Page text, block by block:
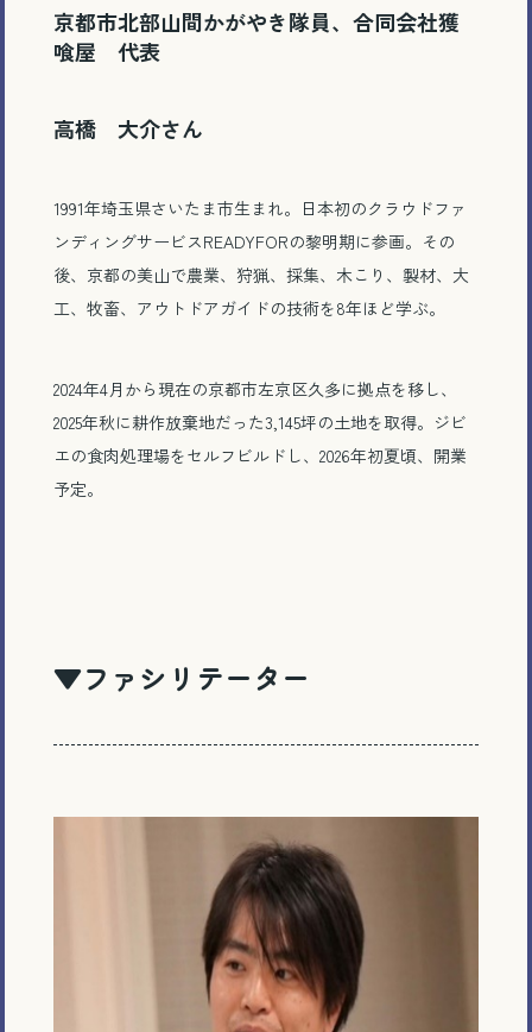
京都市北部山間かがやき隊員、合同会社獲
喰屋 代表
高橋 大介さん
1991年埼玉県さいたま市生まれ。日本初のクラウドファ
ンディングサービスREADYFORの黎明期に参画。その
後、京都の美山で農業、狩猟、採集、木こり、製材、大
工、牧畜、アウトドアガイドの技術を8年ほど学ぶ。
2024年4月から現在の京都市左京区久多に拠点を移し、
2025年秋に耕作放棄地だった3,145坪の土地を取得。ジビ
エの食肉処理場をセルフビルドし、2026年初夏頃、開業
予定。
▼ファシリテーター